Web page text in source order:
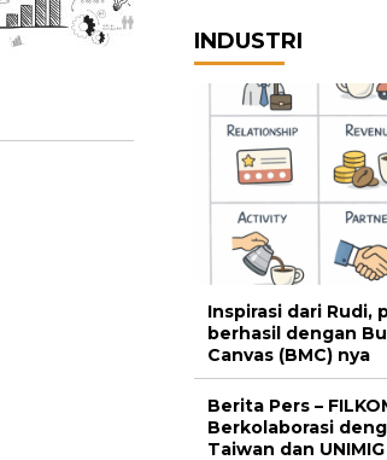
INDUSTRI
Inspirasi dari Rudi,
berhasil dengan
Canvas (BMC) nya
Berita Pers –
Berkolaborasi
Taiwan dan